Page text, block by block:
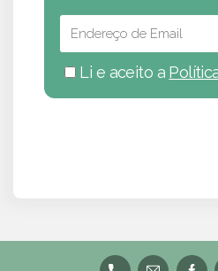
Li e aceito a